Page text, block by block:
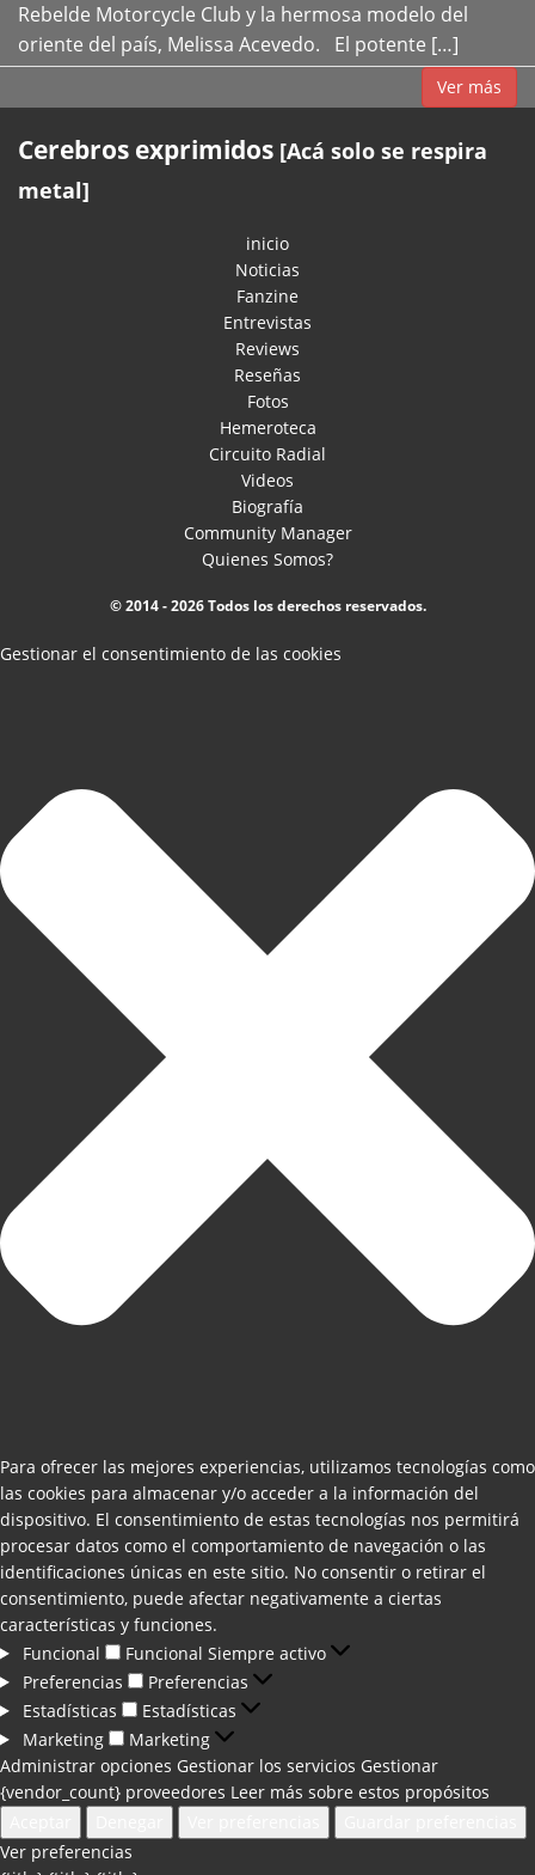
Rebelde Motorcycle Club y la hermosa modelo del
oriente del país, Melissa Acevedo. El potente […]
Ver más
Cerebros exprimidos [Acá solo se respira
metal]
inicio
Noticias
Fanzine
Entrevistas
Reviews
Reseñas
Fotos
Hemeroteca
Circuito Radial
Videos
Biografía
Community Manager
Quienes Somos?
© 2014 - 2026 Todos los derechos reservados.
Gestionar el consentimiento de las cookies
Para ofrecer las mejores experiencias, utilizamos tecnologías como
las cookies para almacenar y/o acceder a la información del
dispositivo. El consentimiento de estas tecnologías nos permitirá
procesar datos como el comportamiento de navegación o las
identificaciones únicas en este sitio. No consentir o retirar el
consentimiento, puede afectar negativamente a ciertas
características y funciones.
Funcional
Funcional Siempre activo
Preferencias
Preferencias
Estadísticas
Estadísticas
Marketing
Marketing
Administrar opciones Gestionar los servicios Gestionar
{vendor_count} proveedores Leer más sobre estos propósitos
Ver preferencias